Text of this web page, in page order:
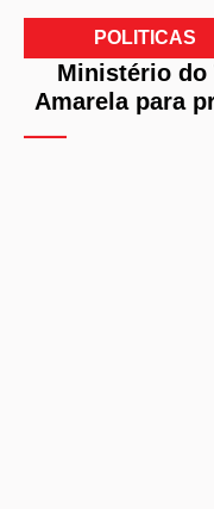
POLITICAS
Ministério do
Amarela para